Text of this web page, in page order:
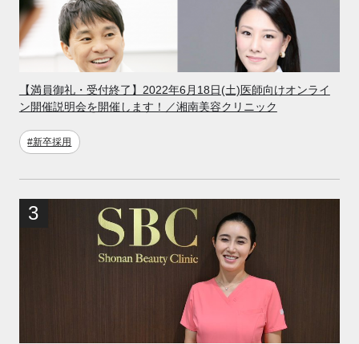
【満員御礼・受付終了】2022年6月18日(土)医師向けオンライ
ン開催説明会を開催します！／湘南美容クリニック
#新卒採用